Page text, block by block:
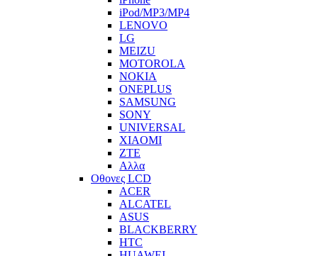
iPod/MP3/MP4
LENOVO
LG
MEIZU
MOTOROLA
NOKIA
ONEPLUS
SAMSUNG
SONY
UNIVERSAL
XIAOMI
ZTE
Αλλα
Οθονες LCD
ACER
ALCATEL
ASUS
BLACKBERRY
HTC